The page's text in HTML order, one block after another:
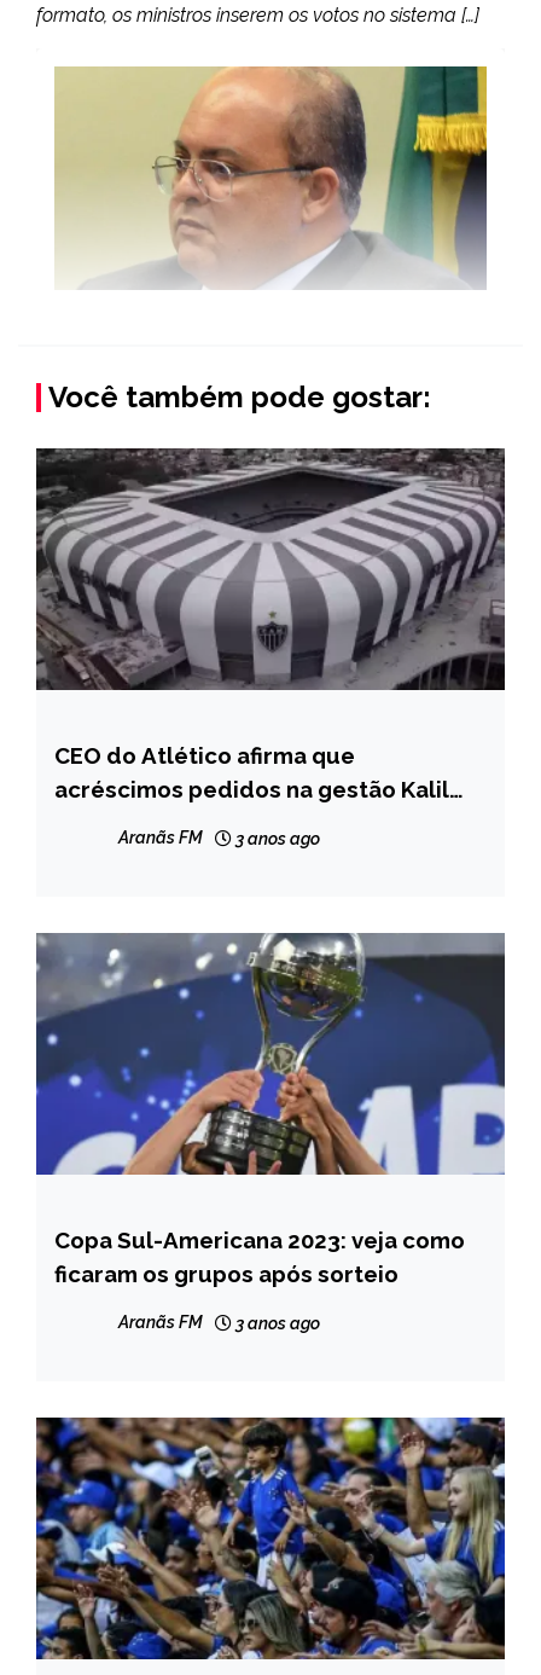
formato, os ministros inserem os votos no sistema […]
Você também pode gostar:
ESPORTES
NOTÍCIAS
CEO do Atlético afirma que
acréscimos pedidos na gestão Kalil
Aranãs FM 3 anos ago
ESPORTES
Copa Sul-Americana 2023: veja como
ficaram os grupos após sorteio
Aranãs FM 3 anos ago